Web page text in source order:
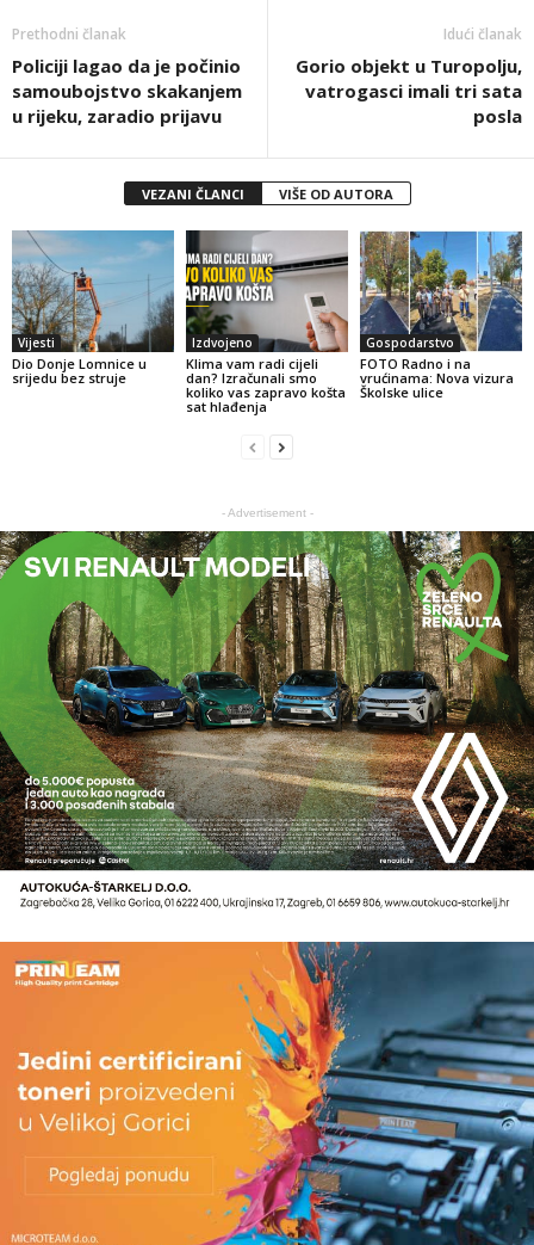
Prethodni članak
Policiji lagao da je počinio
samoubojstvo skakanjem
u rijeku, zaradio prijavu
Idući članak
Gorio objekt u Turopolju,
vatrogasci imali tri sata
posla
VEZANI ČLANCI VIŠE OD AUTORA
Vijesti
Dio Donje Lomnice u
srijedu bez struje
Izdvojeno
Klima vam radi cijeli
dan? Izračunali smo
koliko vas zapravo košta
sat hlađenja
Gospodarstvo
FOTO Radno i na
vrućinama: Nova vizura
Školske ulice
- Advertisement -